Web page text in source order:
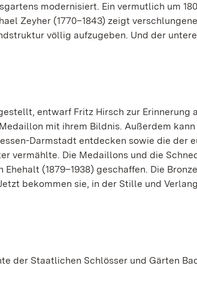
modernisiert. Ein vermutlich um
Zeyher (1770–1843) zeigt
völlig aufzugeben. Und der
entwarf Fritz Hirsch zur Erinnerung
mit ihrem Bildnis. Außerdem
Darmstadt entdecken sowie die der
vermählte. Die Medaillons und die
(1879–1938) geschaffen. Die
bekommen sie, in der Stille und
der Staatlichen Schlösser und Gärten